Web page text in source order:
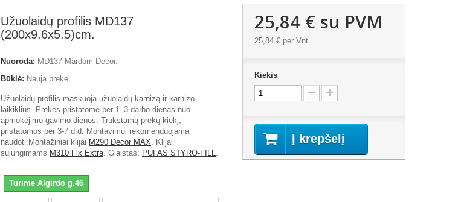
Užuolaidų profilis MD137
(200x9.6x5.5)cm.
Nuoroda: MD137 Mardom Decor.
Būklė: Nauja prekė
Užuolaidų profilis maskuoja užuolaidų karnizą ir karnizo
laikiklius. Prekes pristatome per 1–3 darbo dienas nuo
apmokėjimo gavimo dienos. Trūkstamą prekų kiekį,
pristatomos per 3-7 d.d. Montavimui rekomenduojama
naudoti:Montažiniai klijai M290 Decor MAX. Klijai
sujungimams M310 Fix Extra. Glaistas: PUFAS STYRO-FILL.
Turime Algirdo g.46
25,84 € su PVM
25,84 €per Vnt
Kiekis
Į krepšelį